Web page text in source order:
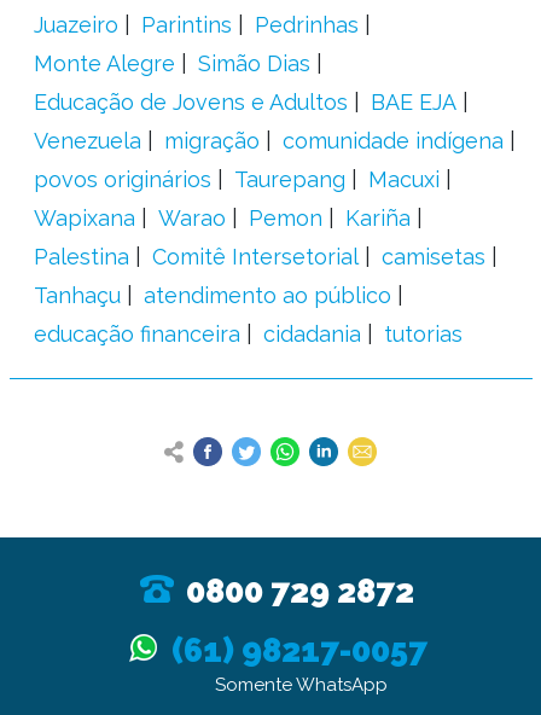
Juazeiro
Parintins
Pedrinhas
Monte Alegre
Simão Dias
Educação de Jovens e Adultos
BAE EJA
Venezuela
migração
comunidade indígena
povos originários
Taurepang
Macuxi
Wapixana
Warao Pemon
Kariña
Palestina
Comitê Intersetorial
camisetas
Tanhaçu
atendimento ao público
educação financeira
cidadania tutorias
0800 729 2872
(61) 98217-0057
Somente WhatsApp